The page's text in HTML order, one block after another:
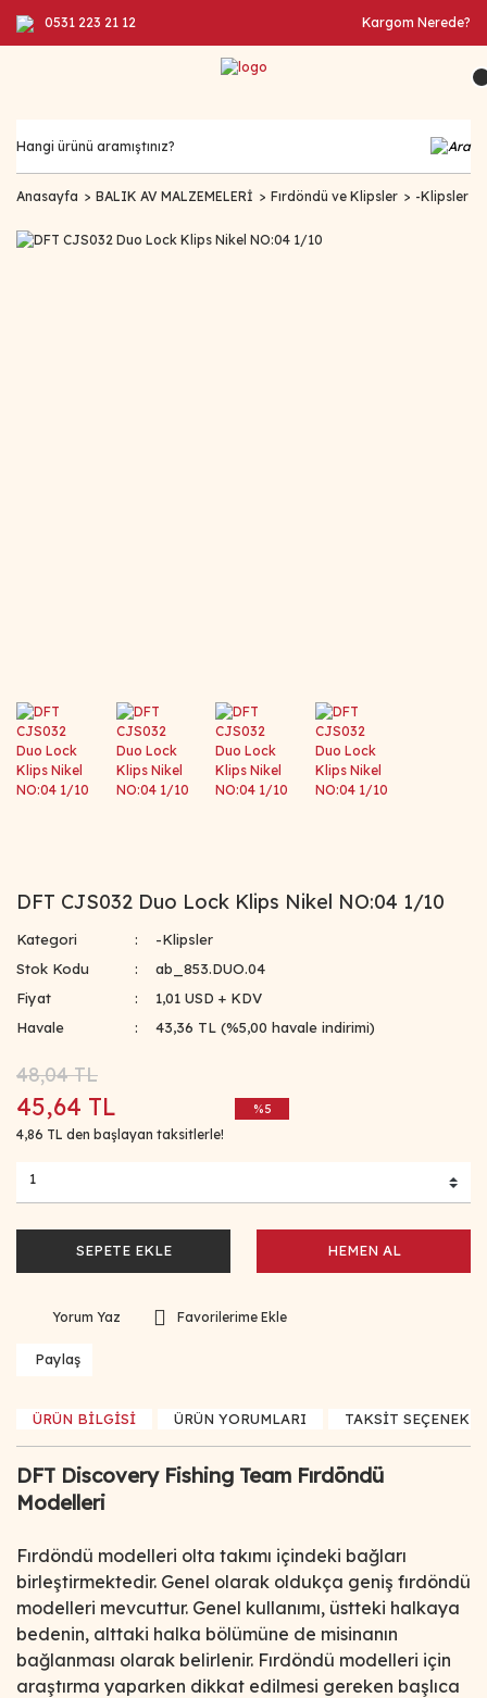
0531 223 21 12 Kargom Nerede?
Anasayfa BALIK AV MALZEMELERİ Fırdöndü ve Klipsler -Klipsler
DFT CJS032 Duo Lock Klips Nikel NO:04 1/10
Kategori
-Klipsler
Stok Kodu
ab_853.DUO.04
Fiyat
1,01 USD + KDV
Havale
43,36 TL (%5,00 havale indirimi)
48,04 TL
45,64 TL
4,86 TL den başlayan taksitlerle!
%5
SEPETE EKLE HEMEN AL
Yorum Yaz
Paylaş
ÜRÜN BİLGİSİ ÜRÜN YORUMLARI TAKSİT
DFT Discovery Fishing Team Fırdöndü
Modelleri
Fırdöndü modelleri olta takımı içindeki bağları
birleştirmektedir. Genel olarak oldukça geniş fırdöndü
modelleri mevcuttur. Genel kullanımı, üstteki halkaya
bedenin, alttaki halka bölümüne de misinanın
bağlanması olarak belirlenir. Fırdöndü modelleri için
araştırma yaparken dikkat edilmesi gereken başlıca